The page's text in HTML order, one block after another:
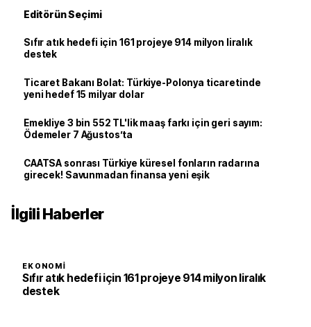
Editörün Seçimi
Sıfır atık hedefi için 161 projeye 914 milyon liralık
destek
Ticaret Bakanı Bolat: Türkiye-Polonya ticaretinde
yeni hedef 15 milyar dolar
Emekliye 3 bin 552 TL'lik maaş farkı için geri sayım:
Ödemeler 7 Ağustos’ta
CAATSA sonrası Türkiye küresel fonların radarına
girecek! Savunmadan finansa yeni eşik
İlgili Haberler
EKONOMI
Sıfır atık hedefi için 161 projeye 914 milyon liralık
destek